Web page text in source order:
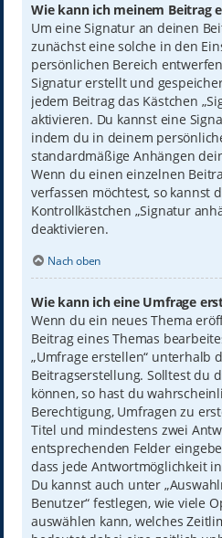
Wie kann ich meinem Beitrag
Um eine Signatur an deinen
zunächst eine solche in den
persönlichen Bereich
Signatur erstellt und
jedem Beitrag das Kästchen
aktivieren. Du kannst eine
indem du in deinem
standardmäßige Anhängen
Wenn du einen einzelnen
verfassen möchtest, so kannst
Kontrollkästchen „Signatur
deaktivieren.
Nach oben
Wie kann ich eine Umfrage
Wenn du ein neues Thema
Beitrag eines Themas
„Umfrage erstellen“ unterhalb
Beitragserstellung. Solltest du
können, so hast du
Berechtigung, Umfragen zu
Titel und mindestens zwei
entsprechenden Felder
dass jede Antwortmöglichkeit
Du kannst auch unter
Benutzer“ festlegen, wie viele
auswählen kann, welches